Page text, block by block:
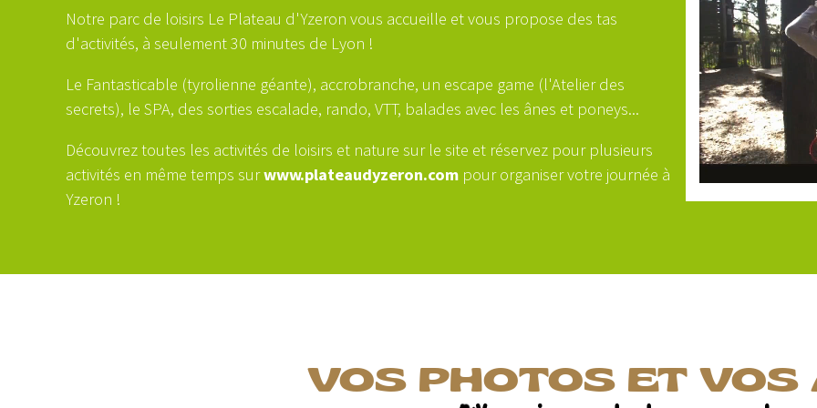
Notre parc de loisirs Le Plateau d'Yzeron vous accueille et vous propose des tas
d'activités, à seulement 30 minutes de Lyon !
Le Fantasticable (tyrolienne géante), accrobranche, un escape game (l'Atelier des
secrets), le SPA, des sorties escalade, rando, VTT, balades avec les ânes et poneys...
Découvrez toutes les activités de loisirs et nature sur le site et réservez pour plusieurs
activités en même temps surwww.plateaudyzeron.com pour organiser votre journée à
Yzeron !
VOS PHOTOS ET VOS